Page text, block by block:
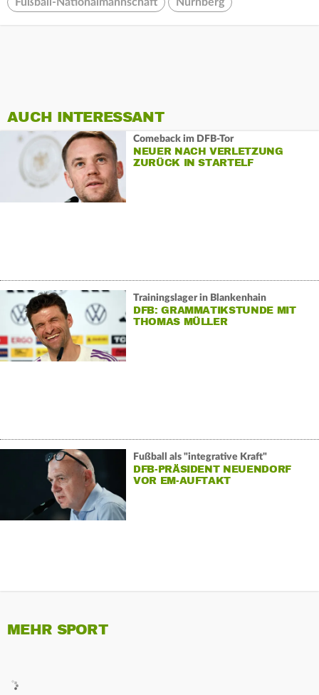
AUCH INTERESSANT
Comeback im DFB-Tor
NEUER NACH VERLETZUNG
ZURÜCK IN STARTELF
Trainingslager in Blankenhain
DFB: GRAMMATIKSTUNDE MIT
THOMAS MÜLLER
Fußball als "integrative Kraft"
DFB-PRÄSIDENT NEUENDORF
VOR EM-AUFTAKT
MEHR SPORT